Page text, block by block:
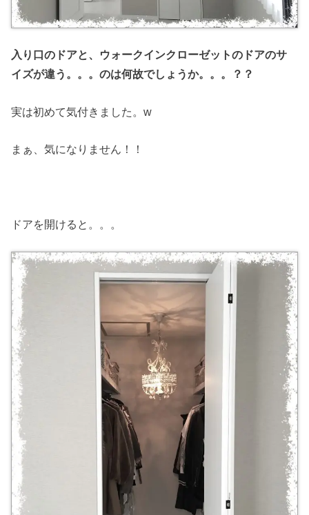
入り口のドアと、ウォークインクローゼットのドアのサ
イズが違う。。。のは何故でしょうか。。。？？
実は初めて気付きました。w
まぁ、気になりません！！
ドアを開けると。。。